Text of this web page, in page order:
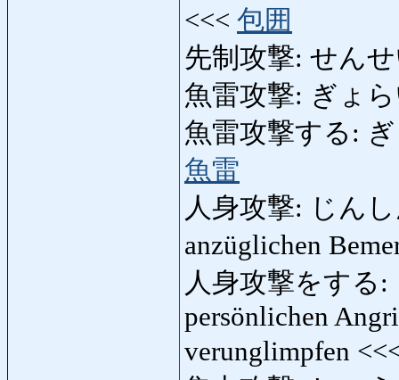
<<< 包囲
先制攻撃: せん
魚雷攻撃: ぎょ
魚雷攻撃する:
魚雷
人身攻撃: じん
anzüglichen
人身攻撃をする
persönlichen
verunglimpfen